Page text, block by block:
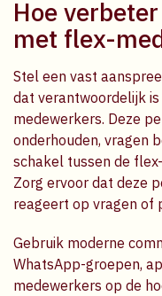
Hoe
met flex-
Stel een vast
dat verantwoordelijk
medewerkers. Deze
onderhouden, vragen
schakel tussen de
Zorg ervoor dat deze
reageert op vragen of
Gebruik moderne
WhatsApp-groepen,
medewerkers op de